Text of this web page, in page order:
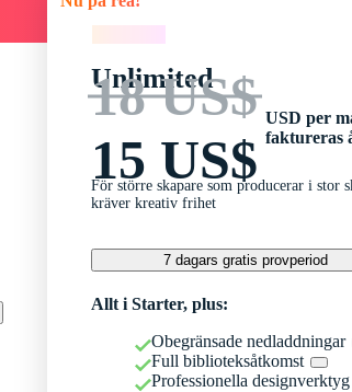
Unlimited
18 US$
15 US$
USD per
faktureras
För större skapare som producerar i stor
kräver kreativ frihet
7 dagars gratis provperiod
Allt i Starter, plus:
Obegränsade nedladdningar
Full biblioteksåtkomst
Professionella designverktyg